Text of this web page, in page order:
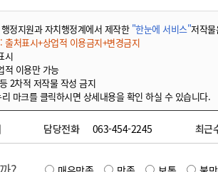
정지원과 자치행정계에서 제작한 "한눈에 서비스"저작
출처표시+상업적 이용금지+변경금지
시
적 이용만 가능
2차적 저작물 작성 금지
마크를 클릭하시면 상세내용을 확인 하실 수 있습니다.
담당전화 063-454-2245 최근